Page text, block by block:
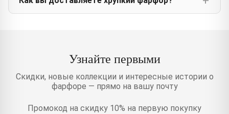
Узнайте первыми
Скидки, новые коллекции и интересные истории о
фарфоре — прямо на вашу почту
Промокод на скидку 10% на первую покупку